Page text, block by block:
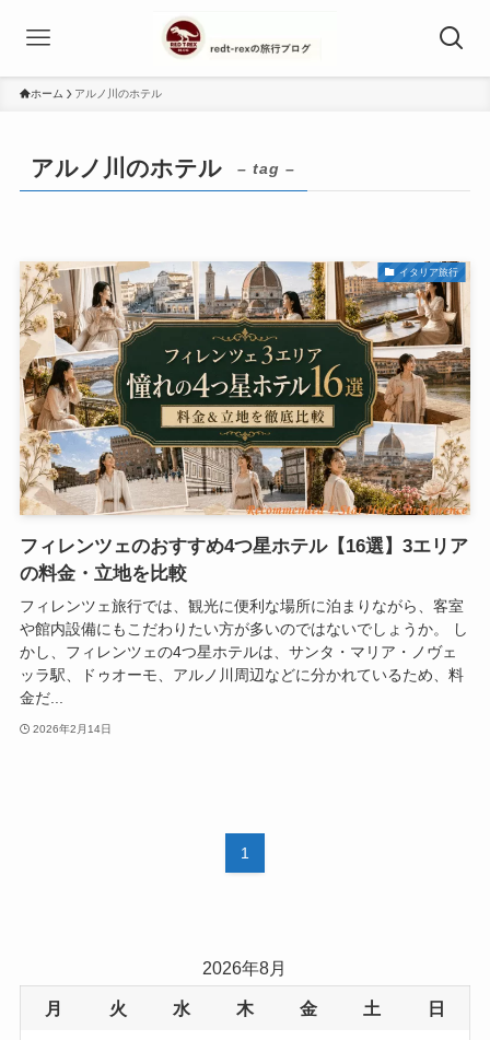
ホーム アルノ川のホテル
アルノ川のホテル – tag –
イタリア旅行
フィレンツェのおすすめ4つ星ホテル【16選】3エリア
の料金・立地を比較
フィレンツェ旅行では、観光に便利な場所に泊まりながら、客室
や館内設備にもこだわりたい方が多いのではないでしょうか。 し
かし、フィレンツェの4つ星ホテルは、サンタ・マリア・ノヴェ
ッラ駅、ドゥオーモ、アルノ川周辺などに分かれているため、料
金だ...
2026年2月14日
1
2026年8月
月 火 水 木 金 土 日